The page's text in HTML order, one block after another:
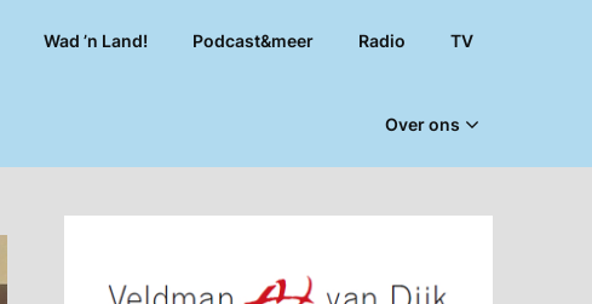
Wad ’n Land! Podcast&meer Radio TV
Over ons